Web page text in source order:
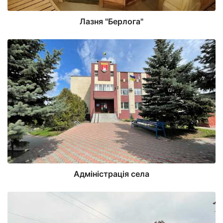
Лазня "Берлога"
Адміністрація села